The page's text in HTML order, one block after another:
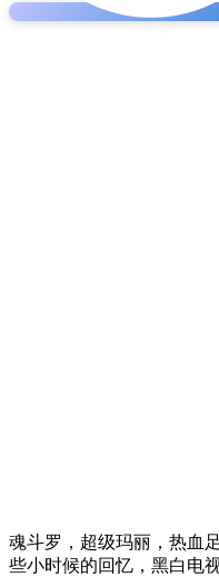
魂斗罗，超级玛丽，热血
些小时候的回忆，黑白电